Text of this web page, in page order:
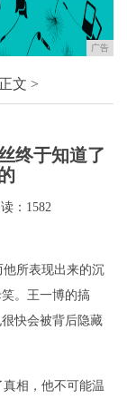
广告
文 >
终于知道了
：1582
所表现出来的沉
。王一博的搞
快会被背后隐藏